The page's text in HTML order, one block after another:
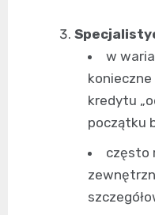
w
kredytu
początku
często